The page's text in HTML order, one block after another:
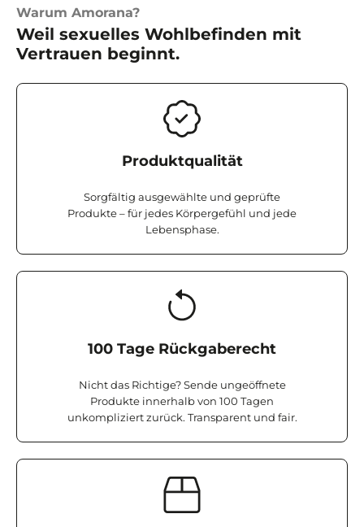
Warum Amorana?
Weil sexuelles Wohlbefinden mit
Vertrauen beginnt.
Produktqualität
Sorgfältig ausgewählte und geprüfte
Produkte – für jedes Körpergefühl und jede
Lebensphase.
100 Tage Rückgaberecht
Nicht das Richtige? Sende ungeöffnete
Produkte innerhalb von 100 Tagen
unkompliziert zurück. Transparent und fair.